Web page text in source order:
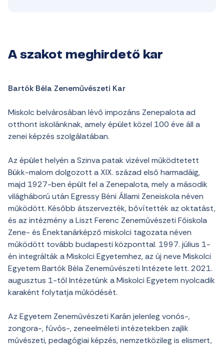
A szakot meghirdető kar
Bartók Béla Zeneművészeti Kar
Miskolc belvárosában lévő impozáns Zenepalota ad
otthont iskolánknak, amely épület közel 100 éve áll a
zenei képzés szolgálatában.
Az épület helyén a Szinva patak vizével működtetett
Bükk-malom dolgozott a XIX. század első harmadáig,
majd 1927-ben épült fel a Zenepalota, mely a második
világháború után Egressy Béni Állami Zeneiskola néven
működött. Később átszervezték, bővítették az oktatást,
és az intézmény a Liszt Ferenc Zeneművészeti Főiskola
Zene- és Énektanárképző miskolci tagozata néven
működött tovább budapesti központtal. 1997. július 1-
én integrálták a Miskolci Egyetemhez, az új neve Miskolci
Egyetem Bartók Béla Zeneművészeti Intézete lett. 2021.
augusztus 1-től Intézetünk a Miskolci Egyetem nyolcadik
karaként folytatja működését.
Az Egyetem Zeneművészeti Karán jelenleg vonós-,
zongora-, fúvós-, zeneelméleti intézetekben zajlik
művészeti, pedagógiai képzés, nemzetközileg is elismert,